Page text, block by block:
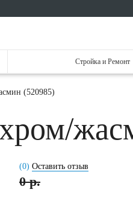
Стройка и Ремонт
(520985)
(0) Оставить отзыв
0 р.